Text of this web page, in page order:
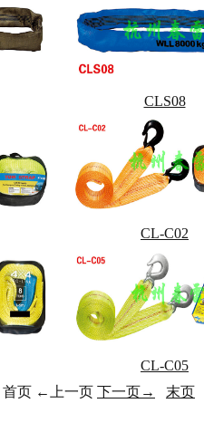
CLS08
CL-C02
CL-C05
首页 ←上一页 下一页→ 末页